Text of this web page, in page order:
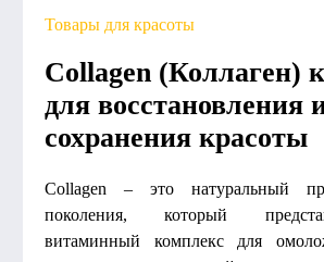
Товары для красоты
Collagen (Коллаген)
для восстановления
сохранения красоты
Collagen – это натуральный
поколения, который
витаминный комплекс для